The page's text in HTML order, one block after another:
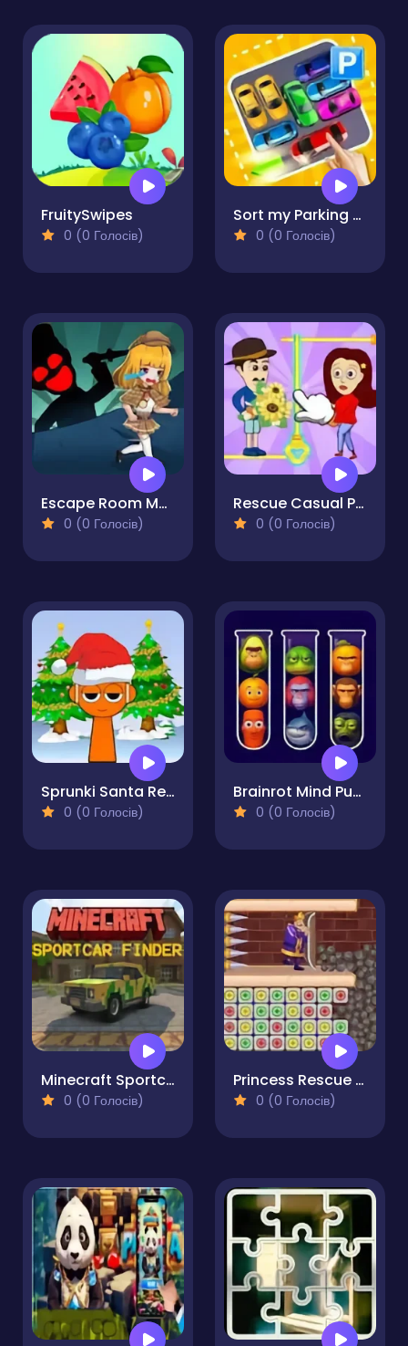
FruitySwipes
0 (0 Голосів)
Sort my Parking Area
0 (0 Голосів)
Escape Room Mystery Key 2
0 (0 Голосів)
Rescue Casual Pin Puzzle
0 (0 Голосів)
Sprunki Santa Rescue
0 (0 Голосів)
Brainrot Mind Puzzle Sort Challenge
0 (0 Голосів)
Minecraft Sportcar Finder
0 (0 Голосів)
Princess Rescue Fruit Connect
0 (0 Голосів)